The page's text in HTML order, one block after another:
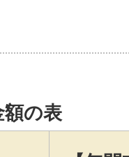
額の表